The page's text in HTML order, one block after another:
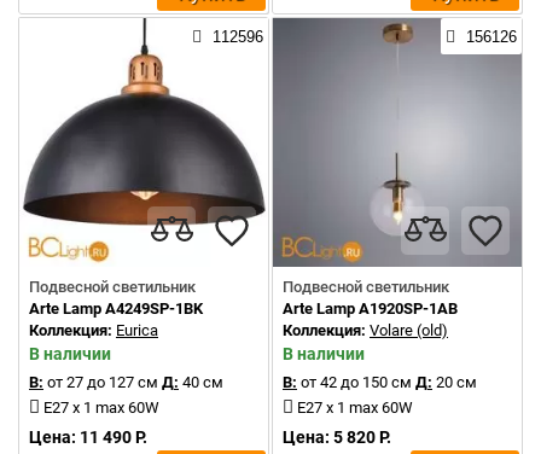
112596
Подвесной светильник
Arte Lamp A4249SP-1BK
Коллекция: Eurica
В наличии
В: от 27 до 127 см Д: 40 см
E27 x 1 max 60W
Цена: 11 490 Р.
156126
Подвесной светильник
Arte Lamp A1920SP-1AB
Коллекция: Volare (old)
В наличии
В: от 42 до 150 см Д: 20 см
E27 x 1 max 60W
Цена: 5 820 Р.